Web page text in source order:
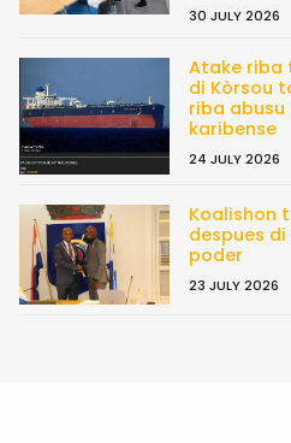
30 JULY 2026
Atake riba
di Kòrsou
riba
karibense
24 JULY 2026
Koalishon
despues
poder
23 JULY 2026